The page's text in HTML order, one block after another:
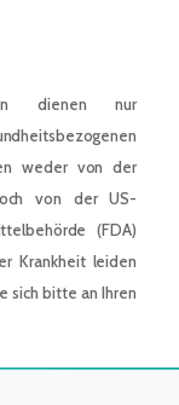
dienen nur
weder von der
von der US-
(FDA)
Krankheit leiden
sich bitte an Ihren